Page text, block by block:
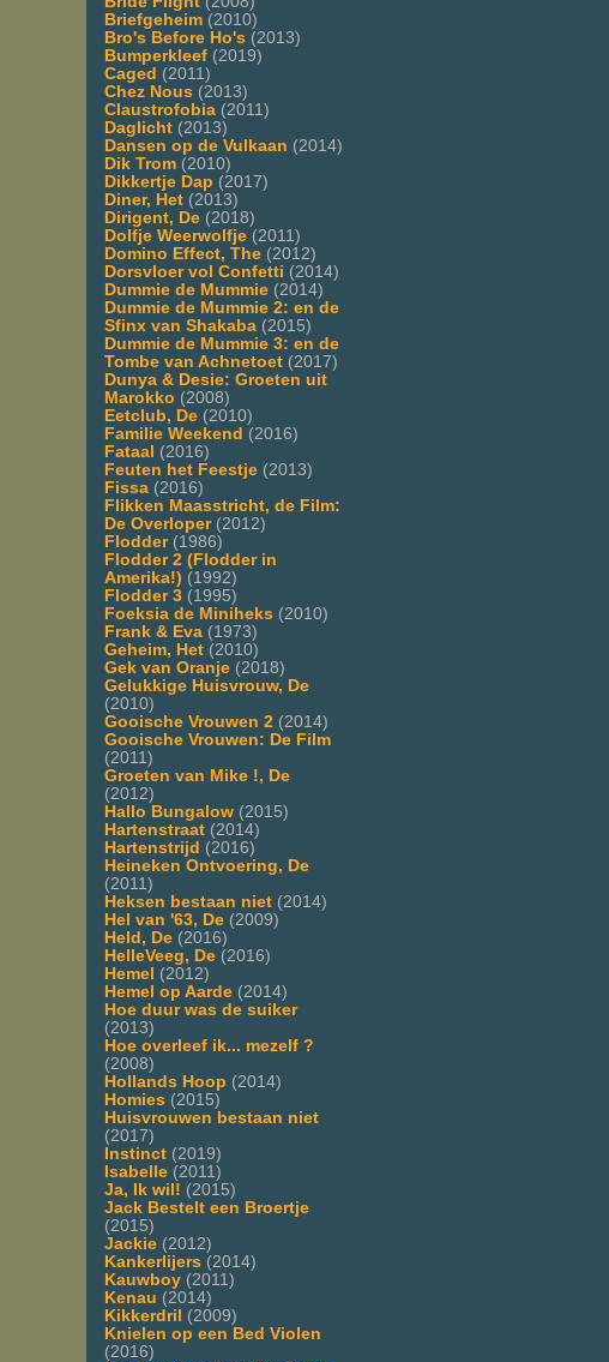
Briefgeheim (2010)
Bro's Before Ho's (2013)
Bumperkleef (2019)
Caged (2011)
Chez Nous (2013)
Claustrofobia (2011)
Daglicht (2013)
Dansen op de Vulkaan (2014)
Dik Trom (2010)
Dikkertje Dap (2017)
Diner, Het (2013)
Dirigent, De (2018)
Dolfje Weerwolfje (2011)
Domino Effect, The (2012)
Dorsvloer vol Confetti (2014)
Dummie de Mummie (2014)
Dummie de Mummie 2: en de
Sfinx van Shakaba (2015)
Dummie de Mummie 3: en de
Tombe van Achnetoet (2017)
Dunya & Desie: Groeten uit
Marokko (2008)
Eetclub, De (2010)
Familie Weekend (2016)
Fataal (2016)
Feuten het Feestje (2013)
Fissa (2016)
Flikken Maasstricht, de Film:
De Overloper(2012)
Flodder(1986)
Flodder 2 (Flodder in
Amerika!) (1992)
Flodder 3 (1995)
Foeksia de Miniheks (2010)
Frank & Eva (1973)
Geheim, Het (2010)
Gek van Oranje (2018)
Gelukkige Huisvrouw, De
(2010)
Gooische Vrouwen 2 (2014)
Gooische Vrouwen: De Film
(2011)
Groeten van Mike !, De
(2012)
Hallo Bungalow (2015)
Hartenstraat (2014)
Hartenstrijd (2016)
Heineken Ontvoering, De
(2011)
Heksen bestaan niet (2014)
Hel van '63, De (2009)
Held, De (2016)
HelleVeeg, De (2016)
Hemel (2012)
Hemel op Aarde (2014)
Hoe duur was de suiker
(2013)
Hoe overleef ik... mezelf ?
(2008)
Hollands Hoop (2014)
Homies (2015)
Huisvrouwen bestaan niet
(2017)
Instinct (2019)
Isabelle (2011)
Ja, Ik wil! (2015)
Jack Bestelt een Broertje
(2015)
Jackie (2012)
Kankerlijers (2014)
Kauwboy (2011)
Kenau (2014)
Kikkerdril
(2009)
Knielen op een Bed Violen
(2016)